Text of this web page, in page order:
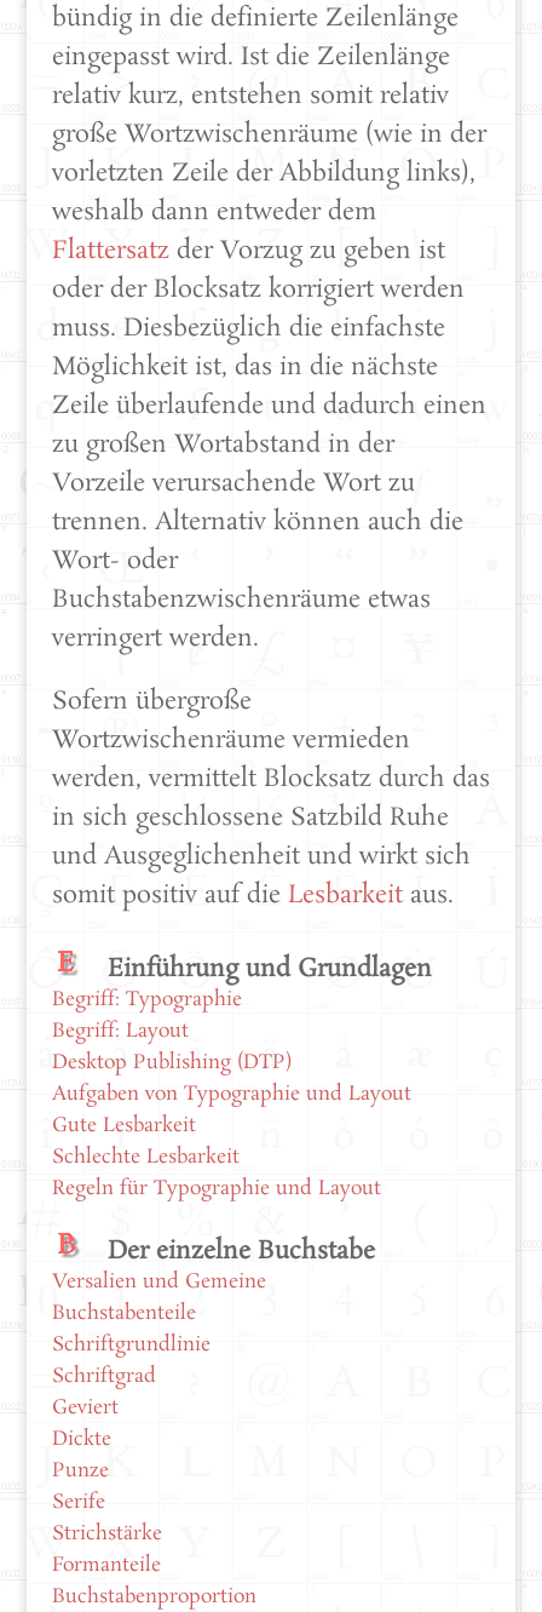
bündig in die definierte Zeilenlänge
eingepasst wird. Ist die Zeilenlänge
relativ kurz, entstehen somit relativ
große Wortzwischenräume (wie in der
vorletzten Zeile der Abbildung links),
weshalb dann entweder dem
Flattersatzder Vorzug zu geben ist
oder der Blocksatz korrigiert werden
muss. Diesbezüglich die einfachste
Möglichkeit ist, das in die nächste
Zeile überlaufende und dadurch einen
zu großen Wortabstand in der
Vorzeile verursachende Wort zu
trennen. Alternativ können auch die
Wort- oder
Buchstabenzwischenräume etwas
verringert werden.
Sofern übergroße
Wortzwischenräume vermieden
werden, vermittelt Blocksatz durch das
in sich geschlossene Satzbild Ruhe
und Ausgeglichenheit und wirkt sich
somit positiv auf die Lesbarkeitaus.
Einführung und Grundlagen
Begriff: Typographie
Begriff: Layout
Desktop Publishing (DTP)
Aufgaben von Typographie und Layout
Gute Lesbarkeit
Schlechte Lesbarkeit
Regeln für Typographie und Layout
Der einzelne Buchstabe
Versalien und Gemeine
Buchstabenteile
Schriftgrundlinie
Schriftgrad
Geviert
Dickte
Punze
Serife
Strichstärke
Formanteile
Buchstabenproportion